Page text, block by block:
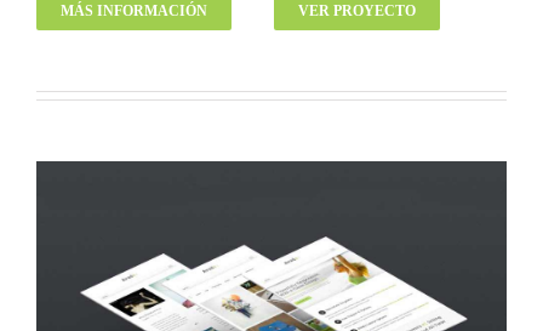
MÁS INFORMACIÓN VER PROYECTO